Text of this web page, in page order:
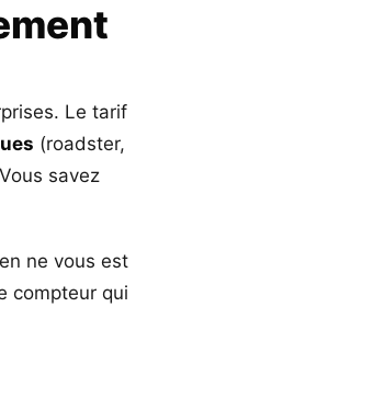
Le tarif
(roadster,
savez
ne vous est
compteur qui